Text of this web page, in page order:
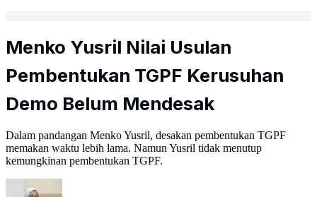
Menko Yusril Nilai Usulan
Pembentukan TGPF Kerusuhan
Demo Belum Mendesak
Dalam pandangan Menko Yusril, desakan pembentukan TGPF
memakan waktu lebih lama. Namun Yusril tidak menutup
kemungkinan pembentukan TGPF.